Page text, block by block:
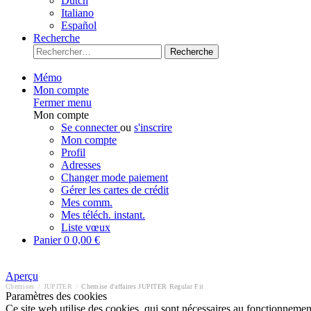
Italiano
Español
Recherche
Recherche
Mémo
Mon compte
Fermer menu
Mon compte
Se connecterou s'inscrire
Mon compte
Profil
Adresses
Changer mode paiement
Gérer les cartes de crédit
Mes comm.
Mes téléch. instant.
Liste vœux
Panier0 0,00 €
Aperçu
Chemises JUPITER Chemise d'affaires JUPITER Regular Fit
Paramètres des cookies
Ce site web utilise des cookies, qui sont nécessaires au